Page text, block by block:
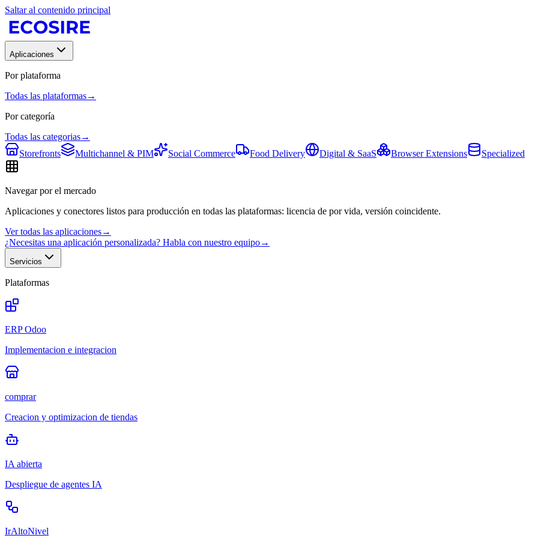
Saltar al contenido principal
Aplicaciones
Por plataforma
Todas las plataformas→
Por categoría
Todas las categorias→
Storefronts
Multichannel & PIM Social Commerce Food Delivery Digital & SaaS Browser Extensions Specialized
Navegar por el mercado
Aplicaciones y conectores listos para producción en todas las plataformas: licencia de por vida, versión coincidente.
Ver todas las aplicaciones→
¿Necesitas una aplicación personalizada? Habla con nuestro equipo→
Servicios
Plataformas
ERP Odoo
Implementacion e integracion
comprar
Creacion y optimizacion de tiendas
IA abierta
Despliegue de agentes IA
IrAltoNivel